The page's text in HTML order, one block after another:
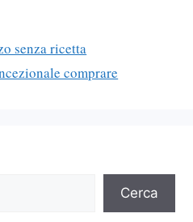
senza ricetta
comprare
Cerca